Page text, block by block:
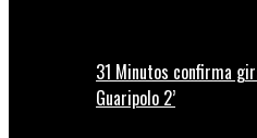
31 Minutos confirma
Guaripolo 2’